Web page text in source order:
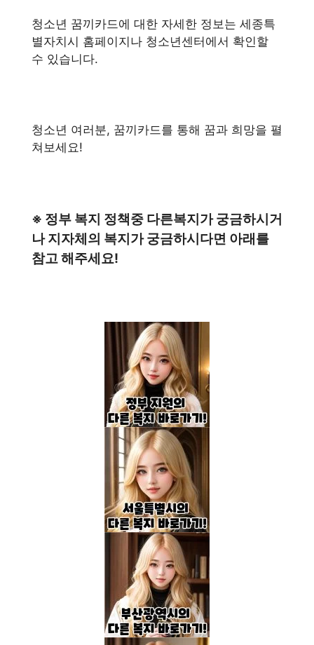
청소년 꿈끼카드에 대한 자세한 정보는 세종특
별자치시 홈페이지나 청소년센터에서 확인할
수 있습니다.
청소년 여러분, 꿈끼카드를 통해 꿈과 희망을 펼
쳐보세요!
※ 정부 복지 정책중 다른복지가 궁금하시거
나 지자체의 복지가 궁금하시다면 아래를
참고 해주세요!